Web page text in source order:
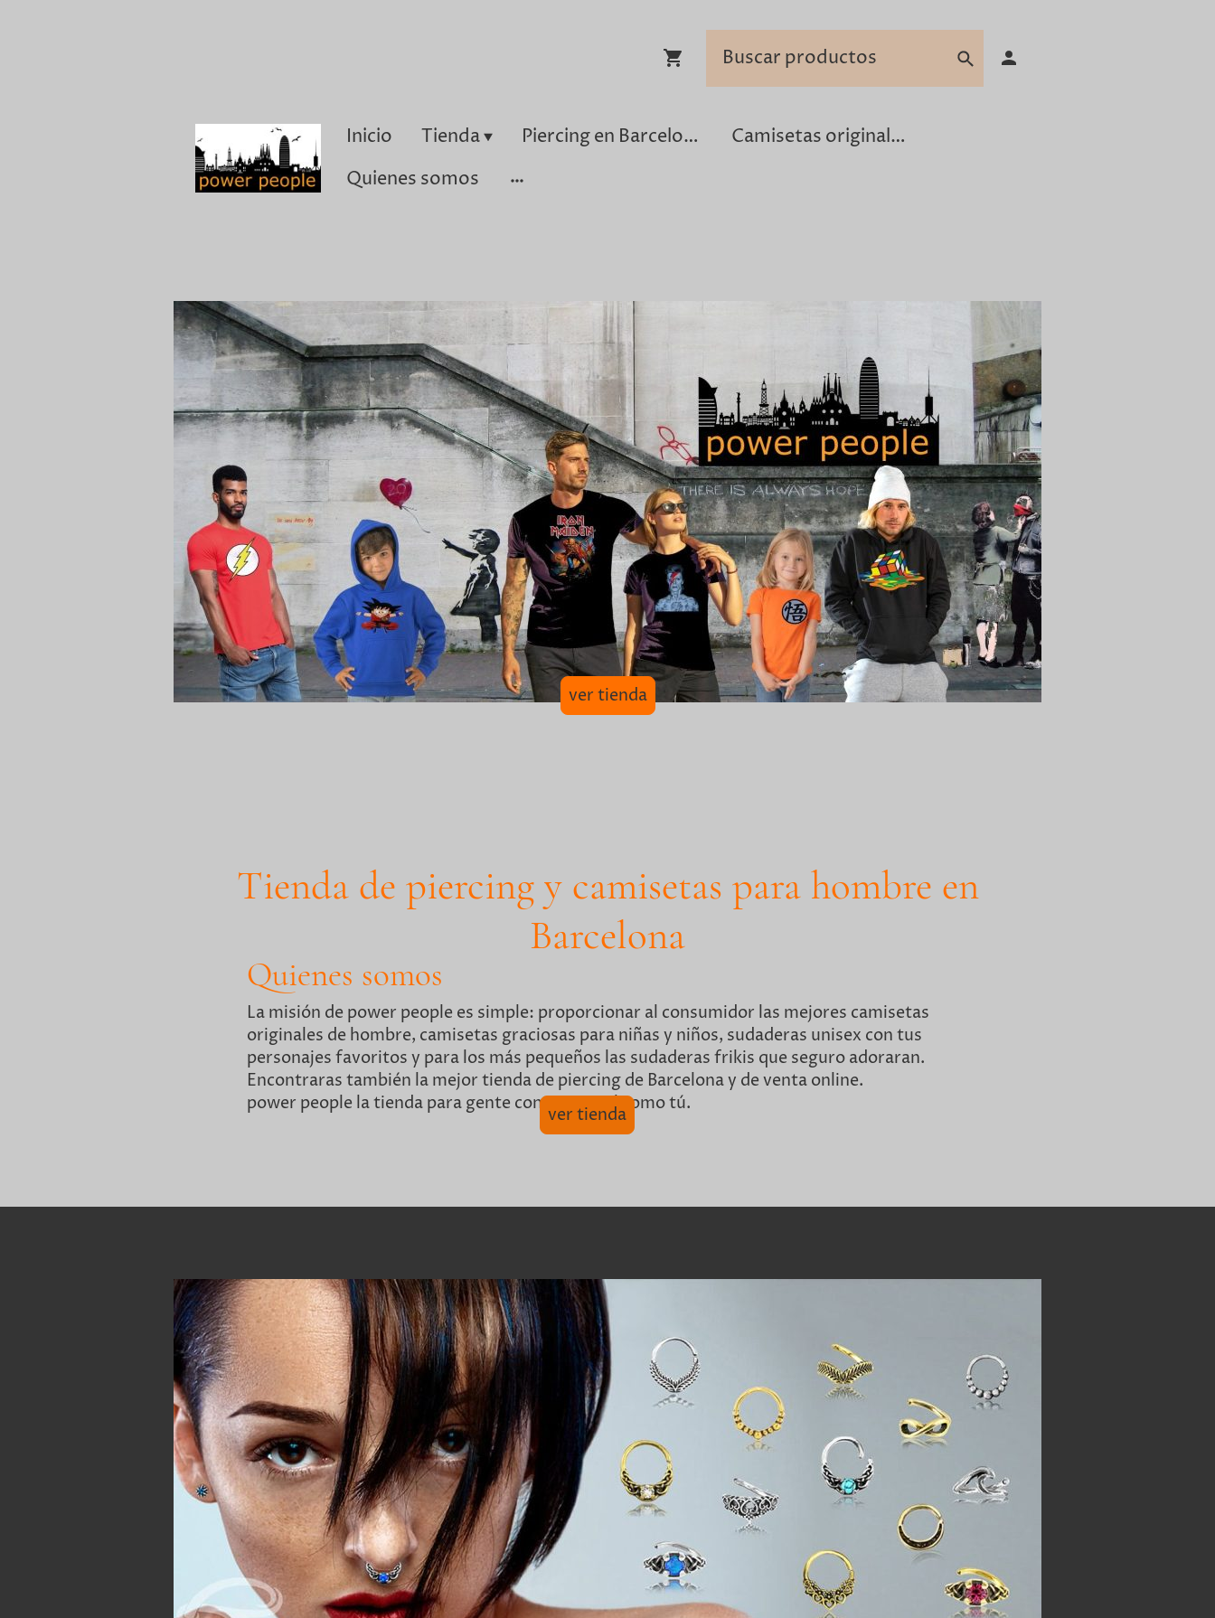
Inicio Tienda Piercing en Barcelona
Camisetas originales para hombre en Barcelona
Quienes somos
ver tienda
Tienda de piercing y camisetas para hombre en
Barcelona
La misión de power people es simple: proporcionar al consumidor las mejores camisetas
originales de hombre, camisetas graciosas para niñas y niños, sudaderas unisex con tus
personajes favoritos y para los más pequeños las sudaderas frikis que seguro adoraran.
Encontraras también la mejor tienda de piercing de Barcelona y de venta online.
power people la tienda para gente con potencial como tú.
Quienes somos
ver tienda